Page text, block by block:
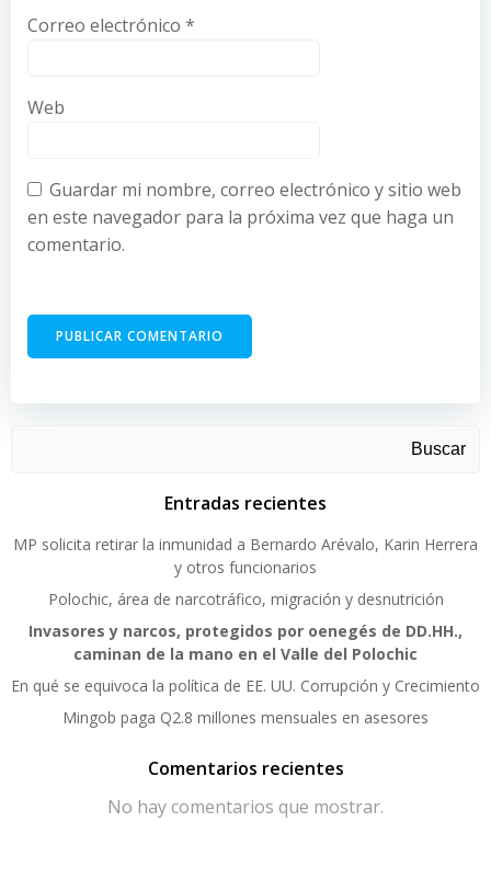
Correo electrónico *
Web
Guardar mi nombre, correo electrónico y sitio web
en este navegador para la próxima vez que haga un
comentario.
Buscar
Entradas recientes
MP solicita retirar la inmunidad a Bernardo Arévalo, Karin Herrera
y otros funcionarios
Polochic, área de narcotráfico, migración y desnutrición
Invasores y narcos, protegidos por oenegés de DD.HH.,
caminan de la mano en el Valle del Polochic
En qué se equivoca la política de EE. UU. Corrupción y Crecimiento
Mingob paga Q2.8 millones mensuales en asesores
Comentarios recientes
No hay comentarios que mostrar.